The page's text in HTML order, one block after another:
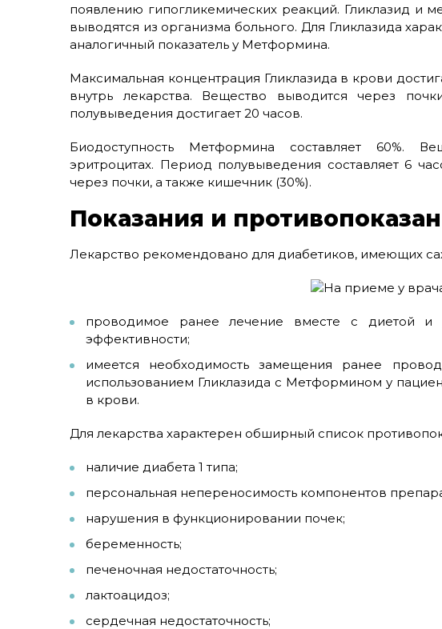
появлению гипогликемических реакций. Гликлазид и
выводятся из организма больного. Для Гликлазида
аналогичный показатель у Метформина.
Максимальная концентрация Гликлазида в крови
внутрь лекарства. Вещество выводится через
полувыведения достигает 20 часов.
Биодоступность Метформина составляет 60%.
эритроцитах. Период полувыведения составляет 6
через почки, а также кишечник (30%).
Показания и
Лекарство рекомендовано для диабетиков, имеющих
проводимое ранее лечение вместе с диетой
эффективности;
имеется необходимость замещения ранее
использованием Гликлазида с Метформином у
в крови.
Для лекарства характерен обширный список
наличие диабета 1 типа;
персональная непереносимость компонентов
нарушения в функционировании почек;
беременность;
печеночная недостаточность;
лактоацидоз;
сердечная недостаточность;